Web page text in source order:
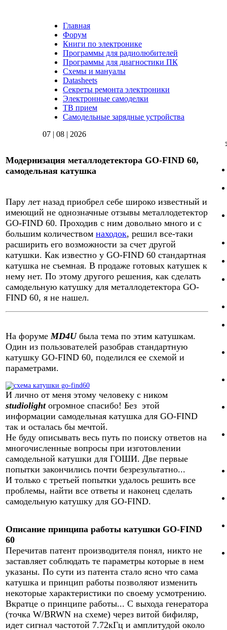
Главная
Форум
Книги по электронике
Программы для радиолюбителей
Программы для диагностики ПК
Схемы и мануалы
Datasheets
Секреты ремонта электроники
Электронные самоделки
ТВ прием
Самодельные зарядные устройства
07 | 08 | 2026
Модернизация металлодетектора GO-FIND 60,
самодельная катушка
Пару лет назад приобрел себе широко известный и
имеющий не однозначные отзывы металлодетектор
GO-FIND 60. Проходив с ним довольно много и с
большим количеством находок, решил все-таки
расширить его возможности за счет другой
катушки. Как известно у GO-FIND 60 стандартная
катушка не съемная. В продаже готовых катушек к
нему нет. По этому другого решения, как сделать
самодельную катушку для металлодетектора GO-
FIND 60, я не нашел.
На форуме MD4Uбыла тема по этим катушкам.
Один из пользователей разобрав стандартную
катушку GO-FIND 60, поделился ее схемой и
параметрами.
И лично от меня этому человеку с ником
studiolightогромное спасибо! Без этой
информации самодельная катушка для GO-FIND
так и осталась бы мечтой.
Не буду описывать весь путь по поиску ответов на
многочисленные вопросы при изготовлении
самодельной катушки для ГОШИ. Две первые
попытки закончились почти безрезультатно...
И только с третьей попытки удалось решить все
проблемы, найти все ответы и наконец сделать
самодельную катушку для GO-FIND.
Описание принципа работы катушки GO-FIND
60
Перечитав патент производителя понял, никто не
заставляет соблюдать те параметры которые в нем
указаны. По сути из патента стало ясно что сама
катушка и принцип работы позволяют изменить
некоторые характеристики по своему усмотрению.
Вкратце о принципе работы... С выхода генератора
(точка W/BRWN на схеме) через витой бифиляр,
идет сигнал частотой 7.72кГц и амплитудой около